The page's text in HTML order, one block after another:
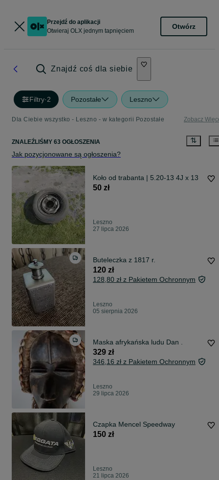
Przejdź do aplikacji
Otwieraj OLX jednym tapnięciem
Otwórz
Znajdź coś dla siebie
Filtry·2 Pozostałe Leszno
Dla Ciebie wszystko - Leszno - w kategorii Pozostałe Zobacz
ZNALEŹLIŚMY 63 OGŁOSZENIA
Jak pozycjonowane są ogłoszenia?
Koło od trabanta | 5.20-13 4J x 13
50 zł
Leszno
27 lipca 2026
Buteleczka z 1817 r.
120 zł
128,80 zł z Pakietem Ochronnym
Leszno
05 sierpnia 2026
Maska afrykańska ludu Dan .
329 zł
346,16 zł z Pakietem Ochronnym
Leszno
29 lipca 2026
Czapka Mencel Speedway
150 zł
Leszno
21 lipca 2026